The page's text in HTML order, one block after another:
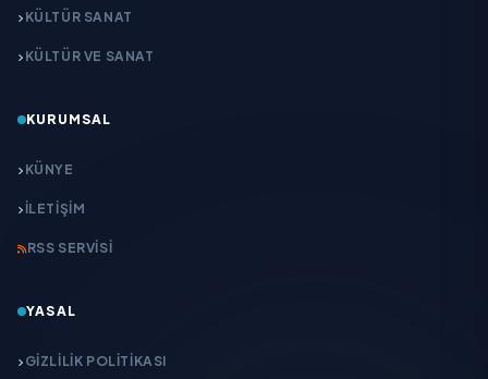
KÜLTÜR SANAT
KÜLTÜR VE SANAT
KURUMSAL
KÜNYE
İLETIŞIM
RSS SERVISI
YASAL
GIZLILIK POLITIKASI